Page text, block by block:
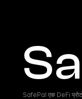
SafePal एक DeFi